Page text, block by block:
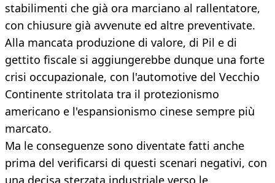
stabilimenti che già ora marciano al rallentatore,
con chiusure già avvenute ed altre preventivate.
Alla mancata produzione di valore, di Pil e di
gettito fiscale si aggiungerebbe dunque una forte
crisi occupazionale, con l'automotive del Vecchio
Continente stritolata tra il protezionismo
americano e l'espansionismo cinese sempre più
marcato.
Ma le conseguenze sono diventate fatti anche
prima del verificarsi di questi scenari negativi, con
una decisa sterzata industriale verso le